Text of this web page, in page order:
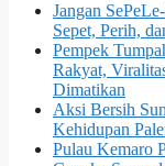
Jangan
Sepet, Perih,
Pempek
Rakyat,
Dimatikan
Aksi Bersih
Kehidupan
Pulau Kemaro